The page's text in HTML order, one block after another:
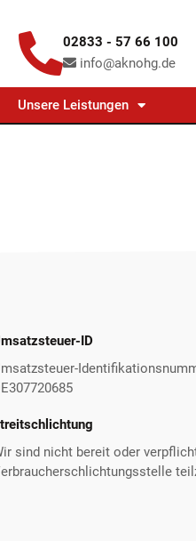
02833 - 57 66 100
info@aknohg.de
Unsere Leistungen
ID
sind nicht bereit oder